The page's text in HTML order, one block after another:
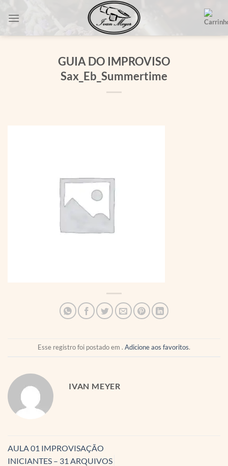
GUIA DO IMPROVISO
Sax_Eb_Summertime
Esse registro foi postado em . Adicione aos favoritos.
IVAN MEYER
AULA 01 IMPROVISAÇÃO
INICIANTES – 31 ARQUIVOS